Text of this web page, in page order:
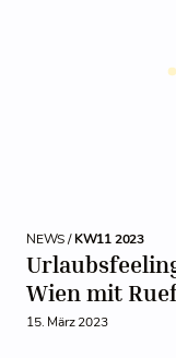
NEWS /KW11 2023
Wien mit
15. März 2023